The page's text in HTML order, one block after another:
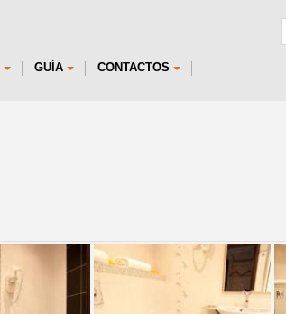
GUÍA CONTACTOS